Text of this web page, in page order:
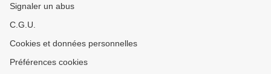
Signaler un abus
C.G.U.
Cookies et données personnelles
Préférences cookies